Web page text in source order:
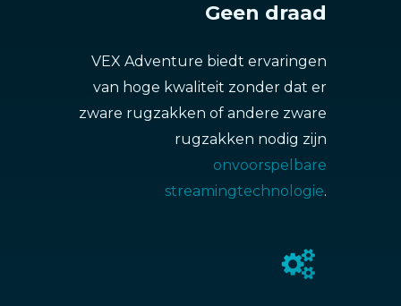
Geen draad
VEX Adventure biedt ervaringen
van hoge kwaliteit zonder dat er
zware rugzakken of andere zware
rugzakken nodig zijn
onvoorspelbare
streamingtechnologie.